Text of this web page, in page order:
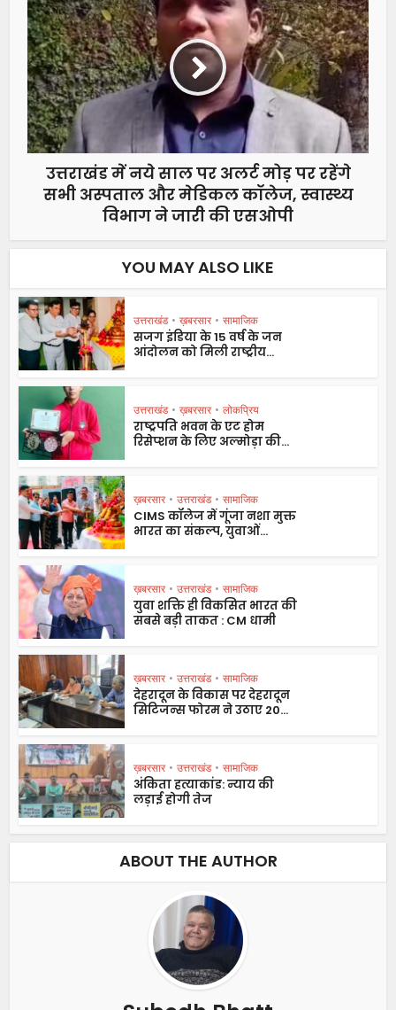
उत्तराखंड में नये साल पर अलर्ट मोड़ पर रहेंगे
सभी अस्पताल और मेडिकल कॉलेज, स्वास्थ्य
विभाग ने जारी की एसओपी
YOU MAY ALSO LIKE
उत्तराखंड • ख़बरसार • सामाजिक
सजग इंडिया के 15 वर्ष के जन
आंदोलन को मिली राष्ट्रीय...
उत्तराखंड • ख़बरसार • लोकप्रिय
राष्ट्रपति भवन के एट होम
रिसेप्शन के लिए अल्मोड़ा की...
ख़बरसार • उत्तराखंड • सामाजिक
CIMS कॉलेज में गूंजा नशा मुक्त
भारत का संकल्प, युवाओं...
ख़बरसार • उत्तराखंड • सामाजिक
युवा शक्ति ही विकसित भारत की
सबसे बड़ी ताकत : CM धामी
ख़बरसार • उत्तराखंड • सामाजिक
देहरादून के विकास पर देहरादून
सिटिजन्स फोरम ने उठाए 20...
ख़बरसार • उत्तराखंड • सामाजिक
अंकिता हत्याकांड: न्याय की
लड़ाई होगी तेज
ABOUT THE AUTHOR